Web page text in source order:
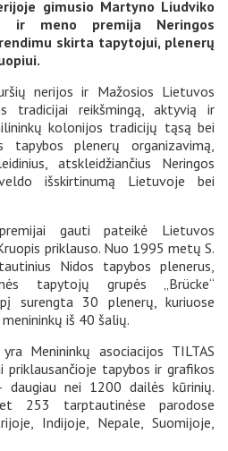
gimusio Martyno Liudviko
ir meno premija Neringos
skirta tapytojui, plenerų
nerijos ir Mažosios Lietuvos
tradicijai reikšmingą, aktyvią ir
kolonijos tradicijų tąsą bei
tapybos plenerų organizavimą,
atskleidžiančius Neringos
išskirtinumą Lietuvoje bei
gauti pateikė Lietuvos
priklauso. Nuo 1995 metų S.
Nidos tapybos plenerus,
tapytojų grupės „Brücke“
surengta 30 plenerų, kuriuose
iš 40 šalių.
Menininkų asociacijos TILTAS
priklausančioje tapybos ir grafikos
nei 1200 dailės kūrinių.
253 tarptautinėse parodose
Indijoje, Nepale, Suomijoje,